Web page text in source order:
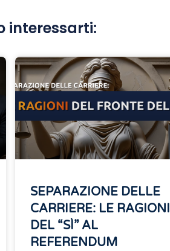
interessarti:
SEPARAZIONE DELLE
CARRIERE: LE RAGIONI
DEL “SÌ” AL
REFERENDUM